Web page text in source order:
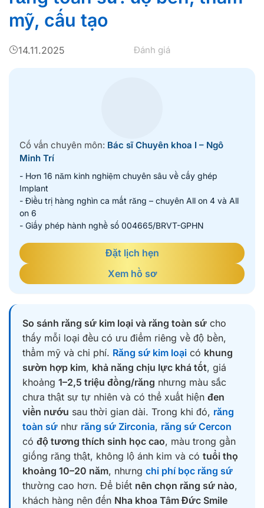
mỹ, cấu tạo
14.11.2025 Đánh giá
Cố vấn chuyên môn: Bác sĩ Chuyên khoa I – Ngô
Minh Trí
- Hơn 16 năm kinh nghiệm chuyên sâu về cấy ghép
Implant
- Điều trị hàng nghìn ca mất răng – chuyên All on 4 và All
on 6
- Giấy phép hành nghề số 004665/BRVT-GPHN
Đặt lịch hẹn
Xem hồ sơ
So sánh răng sứ kim loại và răng toàn sứ cho
thấy mỗi loại đều có ưu điểm riêng về độ bền,
thẩm mỹ và chi phí. Răng sứ kim loại có khung
sườn hợp kim, khả năng chịu lực khá tốt, giá
khoảng 1–2,5 triệu đồng/răng nhưng màu sắc
chưa thật sự tự nhiên và có thể xuất hiện đen
viền nướu sau thời gian dài. Trong khi đó, răng
toàn sứ như răng sứ Zirconia, răng sứ Cercon
có độ tương thích sinh học cao, màu trong gần
giống răng thật, không lộ ánh kim và có tuổi thọ
khoảng 10–20 năm, nhưng chi phí bọc răng sứ
thường cao hơn. Để biết nên chọn răng sứ nào,
khách hàng nên đến Nha khoa Tâm Đức Smile